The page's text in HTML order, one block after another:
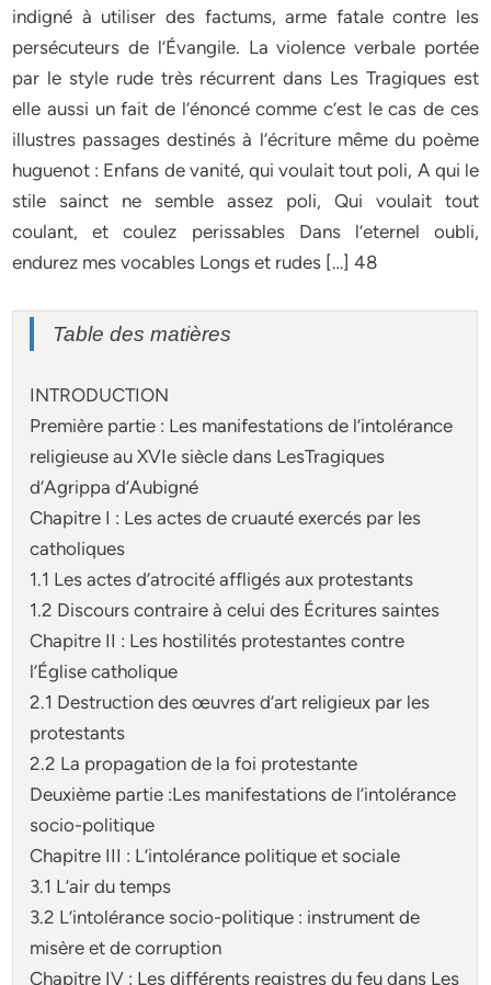
indigné à utiliser des factums, arme fatale contre les
persécuteurs de l’Évangile. La violence verbale portée
par le style rude très récurrent dans Les Tragiques est
elle aussi un fait de l’énoncé comme c’est le cas de ces
illustres passages destinés à l’écriture même du poème
huguenot : Enfans de vanité, qui voulait tout poli, A qui le
stile sainct ne semble assez poli, Qui voulait tout
coulant, et coulez perissables Dans l’eternel oubli,
endurez mes vocables Longs et rudes […] 48
Table des matières
INTRODUCTION
Première partie : Les manifestations de l’intolérance
religieuse au XVIe siècle dans LesTragiques
d’Agrippa d’Aubigné
Chapitre I : Les actes de cruauté exercés par les
catholiques
1.1 Les actes d’atrocité affligés aux protestants
1.2 Discours contraire à celui des Écritures saintes
Chapitre II : Les hostilités protestantes contre
l’Église catholique
2.1 Destruction des œuvres d’art religieux par les
protestants
2.2 La propagation de la foi protestante
Deuxième partie :Les manifestations de l’intolérance
socio-politique
Chapitre III : L’intolérance politique et sociale
3.1 L’air du temps
3.2 L’intolérance socio-politique : instrument de
misère et de corruption
Chapitre IV : Les différents registres du feu dans Les